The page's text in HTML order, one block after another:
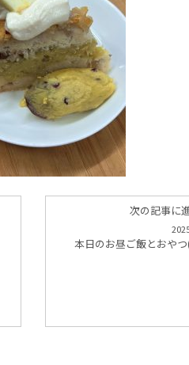
次の記事に
本日のお昼ご飯とおや